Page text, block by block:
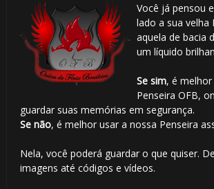
Você já pensou
lado a sua velha
aquela de bacia
um líquido
Se sim, é
Penseira OFB,
guardar suas memórias em segurança.
Se não, é melhor usar a nossa Penseira
Nela, você poderá guardar o que quiser.
imagens até códigos e vídeos.